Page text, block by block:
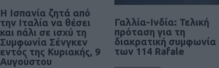
Η Ισπανία ζητά από
την Ιταλία να θέσει
και πάλι σε ισχύ τη
Συμφωνία Σένγκεν
εντός της Κυριακής, 9
Αυγούστου
Γαλλία-Ινδία: Τελική
πρόταση για τη
διακρατική συμφωνία
των 114 Rafale